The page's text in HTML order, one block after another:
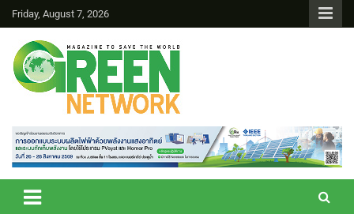
Friday, August 7, 2026
Green Network